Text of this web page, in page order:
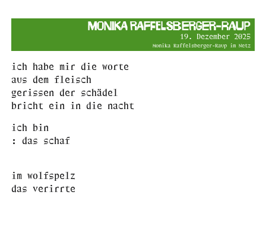
Monika Raffelsberger-Raup
19. Dezember 2025
Monika Raffelsberger-Raup im Netz
ich habe mir die worte
aus dem fleisch
gerissen der schädel
bricht ein in die nacht
ich bin
: das schaf
im wolfspelz
das verirrte